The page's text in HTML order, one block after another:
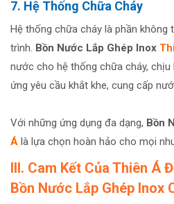
7. Hệ Thống Chữa Cháy
Hệ thống chữa cháy là phần không
trình. Bồn Nước Lắp Ghép Inox
nước cho hệ thống chữa cháy,
ứng yêu cầu khắt khe, cung cấp
Với những ứng dụng đa dạng, Bồn
Á là lựa chọn hoàn hảo cho mọi
III. Cam Kết Của Thiên Á
Bồn Nước Lắp Ghép Inox